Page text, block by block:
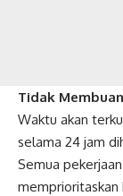
Tidak
Waktu akan
selama 24 jam
Semua
memprioritaskan